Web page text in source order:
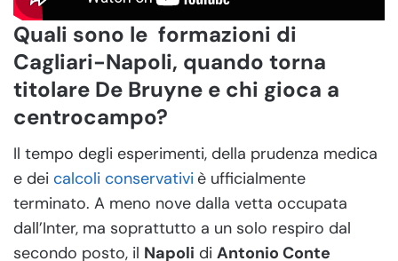
Quali sono le formazioni di
Cagliari-Napoli, quando torna
titolare De Bruyne e chi gioca a
centrocampo?
Il tempo degli esperimenti, della prudenza medica
e dei calcoli conservativi è ufficialmente
terminato. A meno nove dalla vetta occupata
dall’Inter, ma soprattutto a un solo respiro dal
secondo posto, il Napoli di Antonio Conte